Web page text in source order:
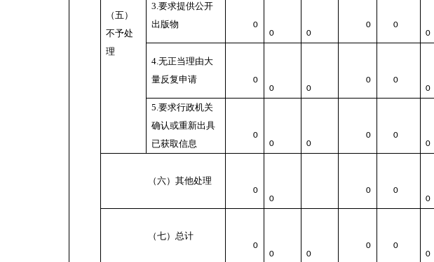
（五）
不予处
理
3.要求提供公开
出版物
0
0
0
0
0
0
4.无正当理由大
量反复申请
0
0
0
0
0
0
5.要求行政机关
确认或重新出具
已获取信息
0
0
0
0
0
0
（六）其他处理
0
0
0
0
0
（七）总计
0
0
0
0
0
0